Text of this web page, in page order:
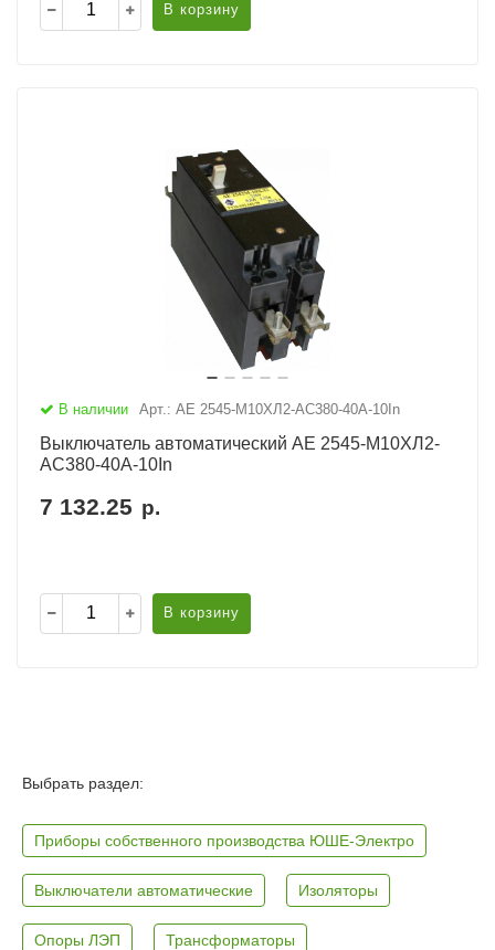
В корзину
В наличии Арт.: АЕ 2545-М10ХЛ2-AC380-40А-10In
Выключатель автоматический АЕ 2545-М10ХЛ2-
AC380-40А-10In
7 132.25 р.
В корзину
Выбрать раздел:
Приборы собственного производства ЮШЕ-Электро
Выключатели автоматические Изоляторы
Опоры ЛЭП Трансформаторы